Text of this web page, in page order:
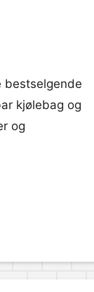
bestselgende
kjølebag og
og